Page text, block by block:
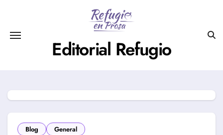
Editorial Refugio
Blog General